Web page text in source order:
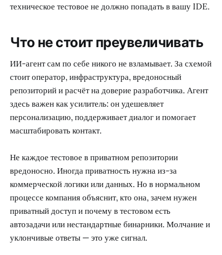
техническое тестовое не должно попадать в вашу IDE.
Что не стоит преувеличивать
ИИ-агент сам по себе никого не взламывает. За схемой
стоит оператор, инфраструктура, вредоносный
репозиторий и расчёт на доверие разработчика. Агент
здесь важен как усилитель: он удешевляет
персонализацию, поддерживает диалог и помогает
масштабировать контакт.
Не каждое тестовое в приватном репозитории
вредоносно. Иногда приватность нужна из-за
коммерческой логики или данных. Но в нормальном
процессе компания объяснит, кто она, зачем нужен
приватный доступ и почему в тестовом есть
автозадачи или нестандартные бинарники. Молчание и
уклончивые ответы — это уже сигнал.